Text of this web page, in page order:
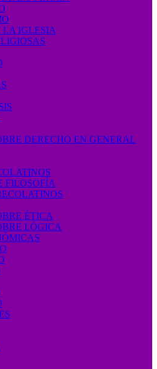
LA IGLESIA
DERECHO EN GENERAL
FILOSOFÍA
ÉTICA
LÓGICA